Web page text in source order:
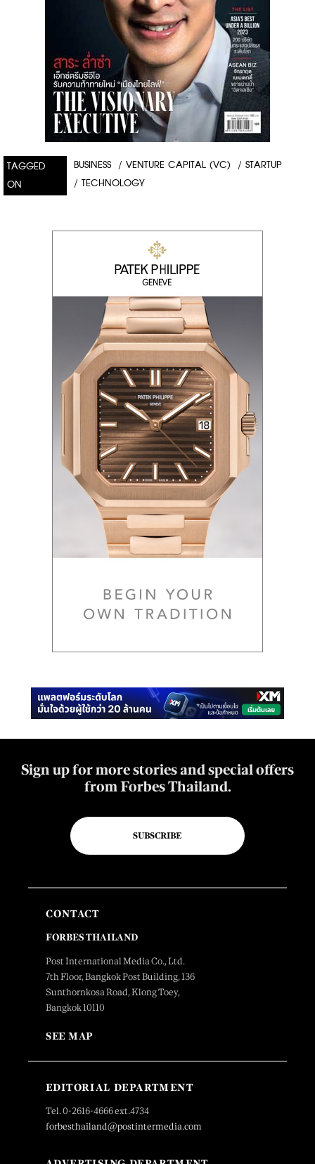
TAGGED
ON
BUSINESS / VENTURE CAPITAL (VC) / STARTUP
/ TECHNOLOGY
Sign up for more stories and special offers
from Forbes Thailand.
SUBSCRIBE
CONTACT
FORBES THAILAND
Post International Media Co., Ltd.
7th Floor, Bangkok Post Building, 136
Sunthornkosa Road, Klong Toey,
Bangkok 10110
SEE MAP
EDITORIAL DEPARTMENT
Tel. 0-2616-4666 ext.4734
forbesthailand@postintermedia.com